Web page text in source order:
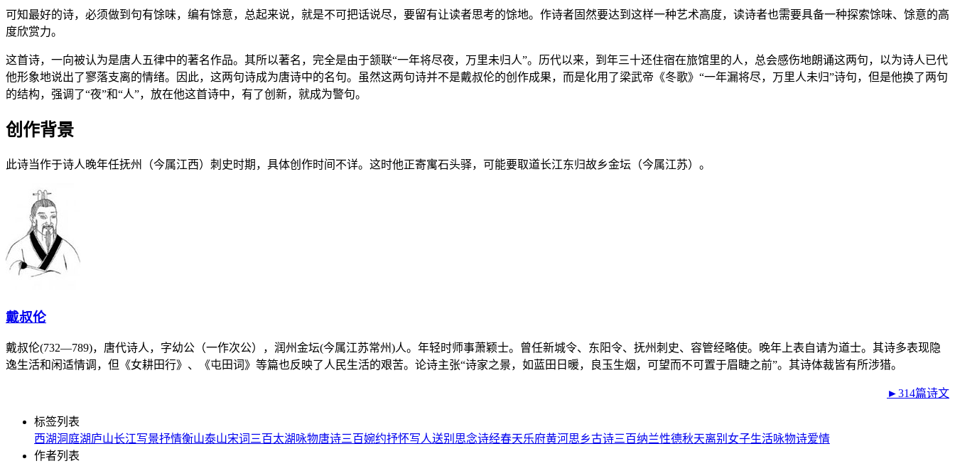
可知最好的诗，必须做到句有馀味，编有馀意，总起来说，就是不可把话说尽，要留有让读者思考的馀地。作诗者固然要达到这样一种艺术高度，读诗者也需要具备一种探索馀味、馀意的高
度欣赏力。
这首诗，一向被认为是唐人五律中的著名作品。其所以著名，完全是由于颔联“一年将尽夜，万里未归人”。历代以来，到年三十还住宿在旅馆里的人，总会感伤地朗诵这两句，以为诗人已代
他形象地说出了寥落支离的情绪。因此，这两句诗成为唐诗中的名句。虽然这两句诗并不是戴叔伦的创作成果，而是化用了梁武帝《冬歌》“一年漏将尽，万里人未归”诗句，但是他换了两句
的结构，强调了“夜”和“人”，放在他这首诗中，有了创新，就成为警句。
创作背景
此诗当作于诗人晚年任抚州（今属江西）刺史时期，具体创作时间不详。这时他正寄寓石头驿，可能要取道长江东归故乡金坛（今属江苏）。
戴叔伦
戴叔伦(732—789)，唐代诗人，字幼公（一作次公），润州金坛(今属江苏常州)人。年轻时师事萧颖士。曾任新城令、东阳令、抚州刺史、容管经略使。晚年上表自请为道士。其诗多表现隐
逸生活和闲适情调，但《女耕田行》、《屯田词》等篇也反映了人民生活的艰苦。论诗主张“诗家之景，如蓝田日暖，良玉生烟，可望而不可置于眉睫之前”。其诗体裁皆有所涉猎。
►314篇诗文
标签列表
西湖洞庭湖庐山长江写景抒情衡山泰山宋词三百太湖 咏物唐诗三百婉约抒怀写人送别 思念诗经春天乐府黄河思乡古诗三百纳兰性德秋天离别 女子生活咏物诗爱情
作者列表